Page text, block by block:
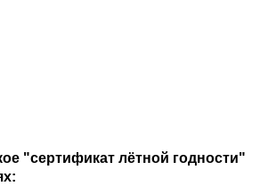
"сертификат лётной годности"